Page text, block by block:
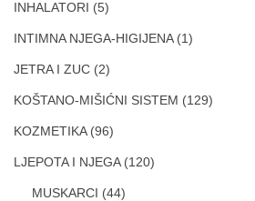
INHALATORI (5)
INTIMNA NJEGA-HIGIJENA (1)
JETRA I ZUC (2)
KOŠTANO-MIŠIĆNI SISTEM (129)
KOZMETIKA (96)
LJEPOTA I NJEGA (120)
MUSKARCI (44)